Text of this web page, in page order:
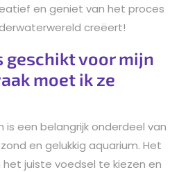
en geniet van het proces
creëert!
geschikt voor mijn
moet ik ze
is een belangrijk onderdeel van
en gelukkig aquarium. Het
juiste voedsel te kiezen en